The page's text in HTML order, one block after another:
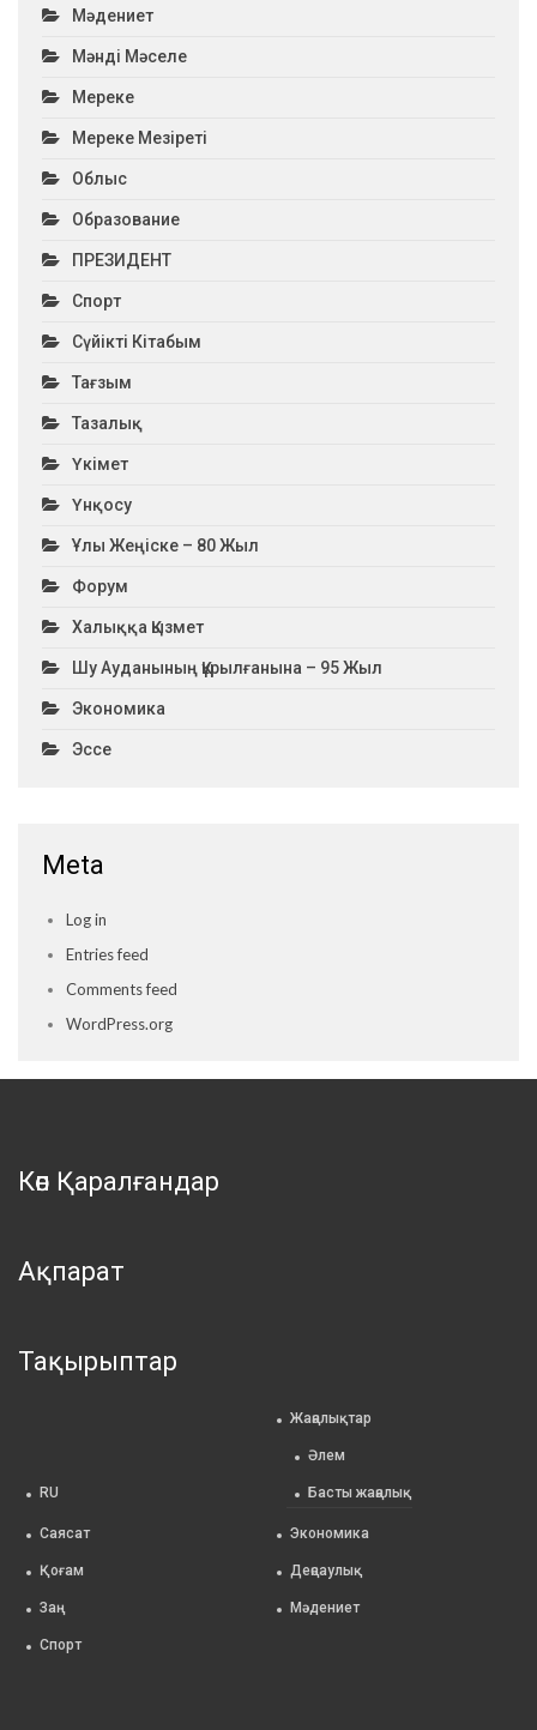
Мәдениет
Мәнді Мәселе
Мереке
Мереке Мезіреті
Облыс
Образование
ПРЕЗИДЕНТ
Спорт
Сүйікті Кітабым
Тағзым
Тазалық
Үкімет
Үнқосу
Ұлы Жеңіске – 80 Жыл
Форум
Халыққа Қызмет
Шу Ауданының Құрылғанына – 95 Жыл
Экономика
Эссе
Meta
Log in
Entries feed
Comments feed
WordPress.org
Көп Қаралғандар
Ақпарат
Тақырыптар
RU
Жаңалықтар
Әлем
Басты жаңалық
Саясат Экономика
Қоғам Деңсаулық
Заң Мәдениет
Спорт